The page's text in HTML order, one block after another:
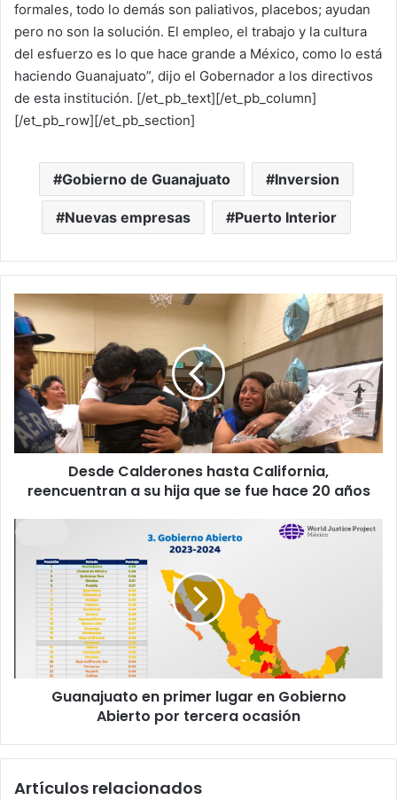
formales, todo lo demás son paliativos, placebos; ayudan
pero no son la solución. El empleo, el trabajo y la cultura
del esfuerzo es lo que hace grande a México, como lo está
haciendo Guanajuato”, dijo el Gobernador a los directivos
de esta institución. [/et_pb_text][/et_pb_column]
[/et_pb_row][/et_pb_section]
Gobierno de Guanajuato Inversion
Nuevas empresas Puerto Interior
D
e
s
d
e
C
a
l
d
n
f
r
Desde Calderones hasta California,
reencuentran a su hija que se fue hace 20 años
G
t
i
Guanajuato en primer lugar en Gobierno
Abierto por tercera ocasión
Artículos relacionados